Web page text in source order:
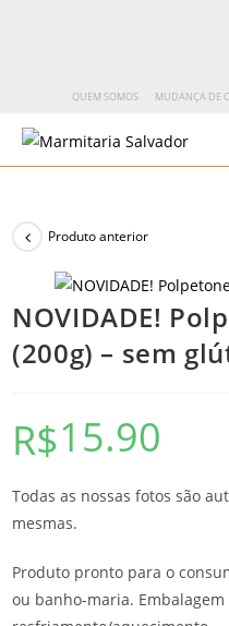
QUEM SOMOS MUDANÇA DE
Produto anterior
NOVIDADE!
(200g) – sem
R$15.90
Todas as nossas fotos são
mesmas.
Produto pronto para o
ou banho-maria.